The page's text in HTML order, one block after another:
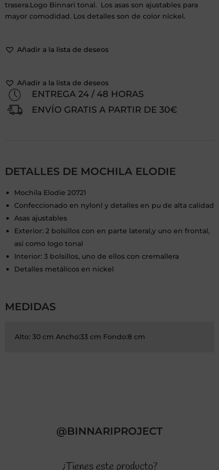
trasera.Logo Binnari tonal. Los asas son ajustables para
mayor comodidad. Los detalles son de color nickel.
Añadir a la lista de deseos
Añadir a la lista de deseos
ENTREGA 24 / 48 HORAS
ENVÍO GRATIS A PARTIR DE 30€
DETALLES DE MOCHILA ELODIE
Mochila Elodie 20721
Confeccionado en nylonl y detalles en pu de alta calidad
Asas ajustables
Exterior: 2 bolsillos con en parte lateral,y uno en frontal,
así como logo tonal
Interior: 3 bolsillos, uno de ellos con cremallera
Detalles metálicos en nickel
MEDIDAS
Alto: 30 cm Ancho:33 cm Fondo:8 cm
@BINNARIPROJECT
¿Tienes este producto?